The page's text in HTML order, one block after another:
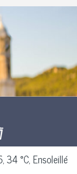
34 °C, Ensoleillé